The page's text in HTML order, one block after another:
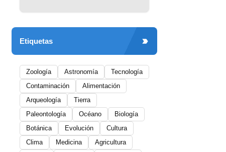
Etiquetas
Zoología Astronomía
Tecnología
Contaminación
Alimentación
Arqueología
Tierra
Paleontología
Océano
Biología
Botánica
Evolución
Cultura
Clima
Medicina
Agricultura